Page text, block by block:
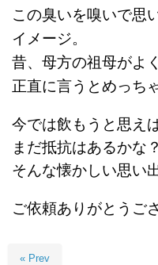
この臭いを嗅いで思
イメージ。
昔、母方の祖母がよ
正直に言うとめっち
今では飲もうと思え
まだ抵抗はあるかな
そんな懐かしい思い
ご依頼ありがとうご
« Prev